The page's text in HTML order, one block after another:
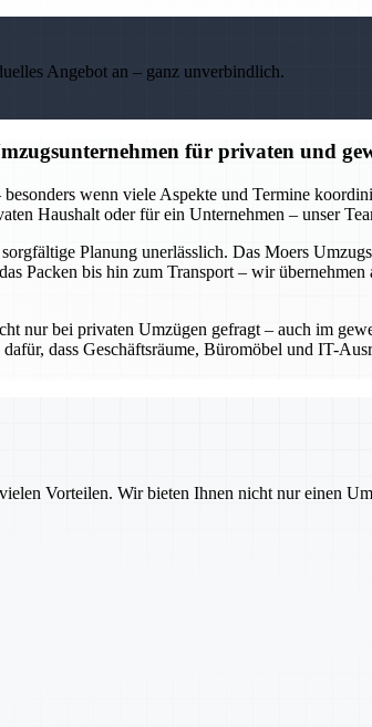
Angebot an – ganz unverbindlich.
für privaten und
wenn viele Aspekte und Termine
Haushalt oder für ein Unternehmen – unser
Planung unerlässlich. Das Moers
Packen bis hin zum Transport – wir
nur bei privaten Umzügen gefragt – auch im
dass Geschäftsräume, Büromöbel und IT-
Vorteilen. Wir bieten Ihnen nicht nur einen